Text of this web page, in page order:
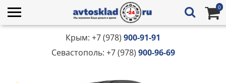
0
Крым: +7 (978) 900-91-91
Севастополь: +7 (978) 900-96-69